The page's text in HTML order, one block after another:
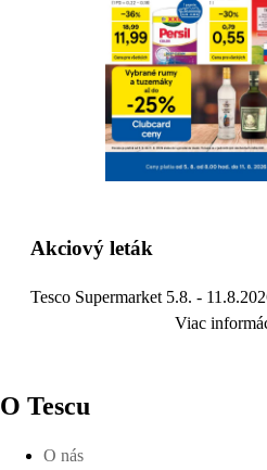
Akciový leták
Tesco Supermarket 5.8. -
Viac
O Tescu
O nás